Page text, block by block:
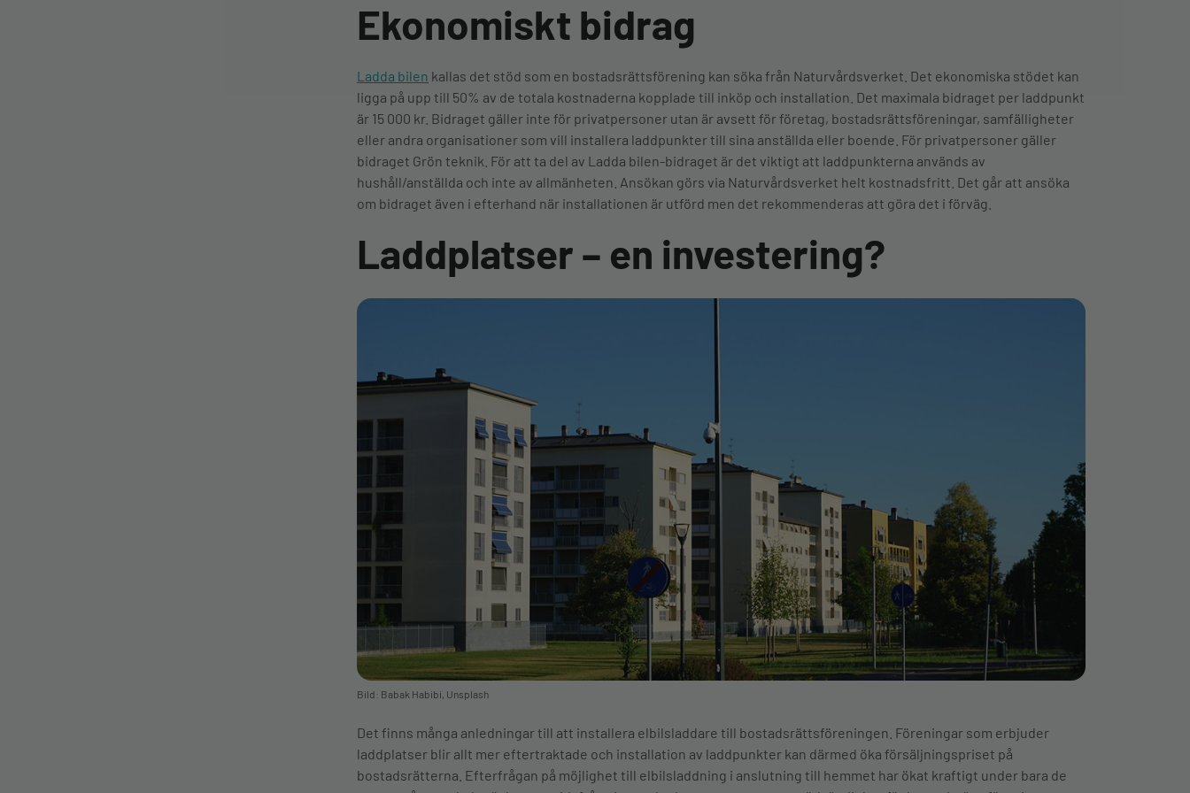
Ekonomiskt bidrag
Ladda bilen kallas det stöd som en bostadsrättsförening kan söka från Naturvårdsverket. Det ekonomiska stödet kan
ligga på upp till 50% av de totala kostnaderna kopplade till inköp och installation. Det maximala bidraget per laddpunkt
är 15 000 kr. Bidraget gäller inte för privatpersoner utan är avsett för företag, bostadsrättsföreningar, samfälligheter
eller andra organisationer som vill installera laddpunkter till sina anställda eller boende. För privatpersoner gäller
bidraget Grön teknik. För att ta del av Ladda bilen-bidraget är det viktigt att laddpunkterna används av
hushåll/anställda och inte av allmänheten. Ansökan görs via Naturvårdsverket helt kostnadsfritt. Det går att ansöka
om bidraget även i efterhand när installationen är utförd men det rekommenderas att göra det i förväg.
Laddplatser – en investering?
Bild: Babak Habibi, Unsplash
Det finns många anledningar till att installera elbilsladdare till bostadsrättsföreningen. Föreningar som erbjuder
laddplatser blir allt mer eftertraktade och installation av laddpunkter kan därmed öka försäljningspriset på
bostadsrätterna. Efterfrågan på möjlighet till elbilsladdning i anslutning till hemmet har ökat kraftigt under bara de